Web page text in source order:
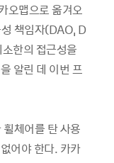
오맵으로 옮겨오
책임자(DAO, D
의 접근성을
알린 데 이번 프
체어를 탄 사용
어야 한다. 카카